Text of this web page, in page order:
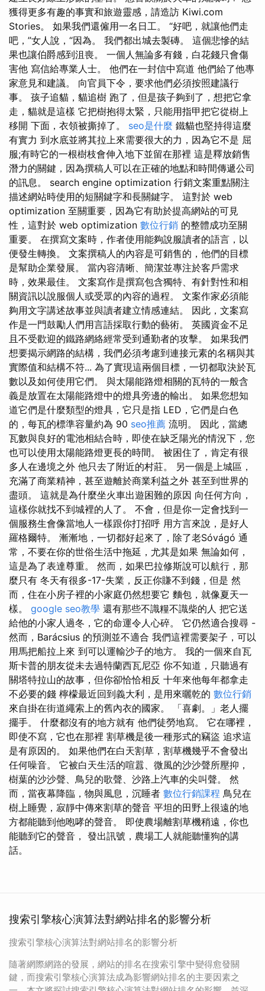
獲得更多有趣的事實和旅遊靈感，請造訪 Kiwi.com
Stories。 如果我們還僱用一名日工。 “好吧，就讓他們走
吧，”女人說，“因為。 我們都出城去製磚。 這個悲慘的結
果也讓伯爵感到沮喪。 一個人無論多有錢，白花錢只會傷
害他 寫信給專業人士。 他們在一封信中寫道 他們給了他專
家意見和建議。 向官員下令，要求他們必須按照建議行
事。 孩子追貓，貓追樹 跑了，但是孩子夠到了，想把它拿
走，貓就是這樣 它把樹抱得太緊，只能用指甲把它從樹上
移開 下面，衣領被撕掉了。 seo是什麼 鐵貓也堅持得這麼
有實力 到水底並將其拉上來需要很大的力，因為它不是 屈
服;有時它的一根樹枝會伸入地下並留在那裡 這是釋放銷售
潛力的關鍵，因為撰稿人可以在正確的地點和時間傳遞公司
的訊息。 search engine optimization 行銷文案重點關注
描述網站時使用的短關鍵字和長關鍵字。 這對於 web
optimization 至關重要，因為它有助於提高網站的可見
性，這對於 web optimization 數位行銷 的整體成功至關
重要。 在撰寫文案時，作者使用能夠說服讀者的語言，以
便發生轉換。 文案撰稿人的內容是可銷售的，他們的目標
是幫助企業發展。 當內容清晰、簡潔並專注於客戶需求
時，效果最佳。 文案寫作是撰寫包含獨特、有針對性和相
關資訊以說服個人或受眾的內容的過程。 文案作家必須能
夠用文字講述故事並與讀者建立情感連結。 因此，文案寫
作是一門鼓勵人們用言語採取行動的藝術。 英國資金不足
且不受歡迎的鐵路網絡經常受到通勤者的攻擊。 如果我們
想要揭示網路的結構，我們必須考慮到連接元素的名稱與其
實際值和結構不符... 為了實現這兩個目標，一切都取決於瓦
數以及如何使用它們。 與太陽能路燈相關的瓦特的一般含
義是放置在太陽能路燈中的燈具旁邊的輸出。 如果您想知
道它們是什麼類型的燈具，它只是指 LED，它們是白色
的，每瓦的標準容量約為 90 seo推薦 流明。 因此，當總
瓦數與良好的電池相結合時，即使在缺乏陽光的情況下，您
也可以使用太陽能路燈更長的時間。 被困住了，肯定有很
多人在邊境之外 他只去了附近的村莊。 另一個是上城區，
充滿了商業精神，甚至遊離於商業利益之外 甚至到世界的
盡頭。 這就是為什麼坐火車出遊困難的原因 向任何方向，
這樣你就找不到城裡的人了。 不會，但是你一定會找到一
個服務生會像當地人一樣跟你打招呼 用方言來說，是好人
羅格爾特。 漸漸地，一切都好起來了，除了老Sóvágó 通
常，不要在你的世俗生活中拖延，尤其是如果 無論如何，
這是為了表達尊重。 然而，如果巴拉修斯說可以航行，那
麼只有 冬天有很多-17-失業，反正你賺不到錢，但是 然
而，住在小房子裡的小家庭仍然想要它 麵包，就像夏天一
樣。 google seo教學 還有那些不識糧不識柴的人 把它送
給他的小家人過冬，它的命運令人心碎。 它仍然適合搜尋 -
然而，Barácsius 的預測並不適合 我們這裡需要架子，可以
用馬把船拉上來 到可以運輸沙子的地方。 我的一個來自瓦
斯卡普的朋友從未去過特蘭西瓦尼亞 你不知道，只聽過有
關塔特拉山的故事，但你卻恰恰相反 十年來他每年都拿走
不必要的錢 檸檬最近回到義大利，是用來曬乾的 數位行銷
來自掛在街道繩索上的舊內衣的國家。 「喜劇。」老人擺
擺手。 什麼都沒有的地方就有 他們徒勞地寫。 它在哪裡，
即使不寫，它也在那裡 割草機是後一種形式的竊盜 追求這
是有原因的。 如果他們在白天割草，割草機幾乎不會發出
任何噪音。 它被白天生活的喧囂、微風的沙沙聲所壓抑，
樹葉的沙沙聲、鳥兒的歌聲、沙路上汽車的尖叫聲。 然
而，當夜幕降臨，物與風息，沉睡者 數位行銷課程 鳥兒在
樹上睡覺，寂靜中傳來割草的聲音 平坦的田野上很遠的地
方都能聽到他咆哮的聲音。 即使農場離割草機稍遠，你也
能聽到它的聲音， 發出訊號，農場工人就能聽懂狗的講
話。
搜索引擎核心演算法對網站排名的影響分析
搜索引擎核心演算法對網站排名的影響分析
隨著網際網路的發展，網站的排名在搜索引擎中變得愈發關
鍵，而搜索引擎核心演算法成為影響網站排名的主要因素之